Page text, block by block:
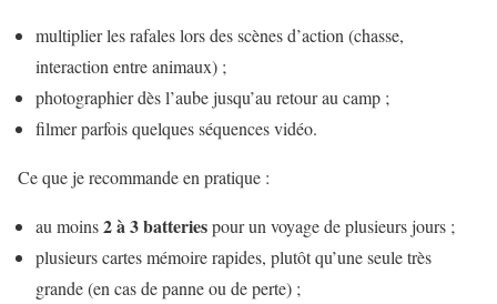
multiplier les rafales lors des scènes d’action (chasse,
interaction entre animaux) ;
photographier dès l’aube jusqu’au retour au camp ;
filmer parfois quelques séquences vidéo.
Ce que je recommande en pratique :
au moins2 à 3 batteriespour un voyage de plusieurs jours ;
plusieurs cartes mémoire rapides, plutôt qu’une seule très
grande (en cas de panne ou de perte) ;